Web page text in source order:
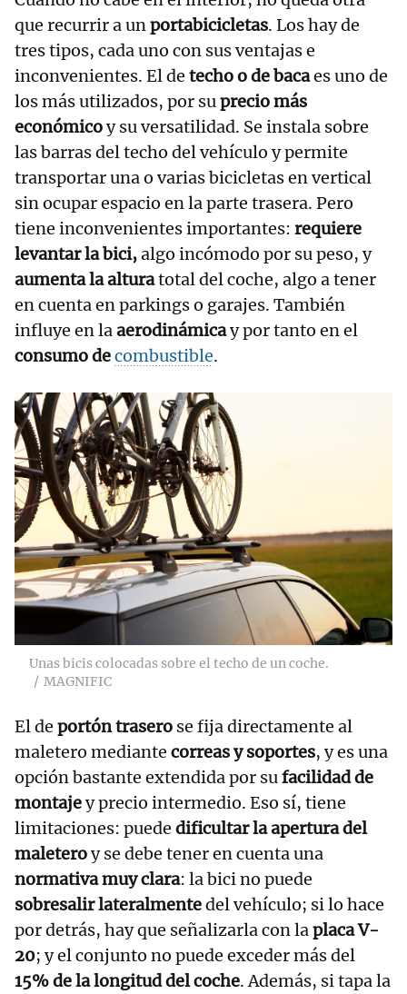
que recurrir a unportabicicletas. Los hay de
tres tipos, cada uno con sus ventajas e
inconvenientes. El de techo o de bacaes uno de
los más utilizados, por suprecio más
económicoy su versatilidad. Se instala sobre
las barras del techo del vehículo y permite
transportar una o varias bicicletas en vertical
sin ocupar espacio en la parte trasera. Pero
tiene inconvenientes importantes: requiere
levantar la bici,algo incómodo por su peso, y
aumenta la alturatotal del coche, algo a tener
en cuenta en parkings o garajes. También
influye en laaerodinámicay por tanto en el
consumo decombustible.
Unas bicis colocadas sobre el techo de un coche.
MAGNIFIC
El de portón trasero se fija directamente al
maletero mediante correas y soportes, y es una
opción bastante extendida por sufacilidad de
montajey precio intermedio. Eso sí, tiene
limitaciones: puede dificultar la apertura del
maleteroy se debe tener en cuenta una
normativa muy clara: la bici no puede
sobresalir lateralmentedel vehículo; si lo hace
por detrás, hay que señalizarla con laplaca V-
20; y el conjunto no puede exceder más del
15% de la longitud del coche. Además, si tapa la